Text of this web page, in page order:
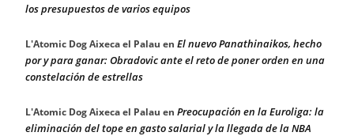
los presupuestos de varios equipos
L'Atomic Dog Aixeca el Palau en El nuevo Panathinaikos, hecho
por y para ganar: Obradovic ante el reto de poner orden en una
constelación de estrellas
L'Atomic Dog Aixeca el Palau en Preocupación en la Euroliga: la
eliminación del tope en gasto salarial y la llegada de la NBA